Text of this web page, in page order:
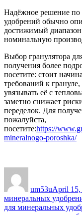
Надёжное решение по
удобрений обычно
достижимый диапазон
номинальную
Выбор гранулятора
получения более
посетите: стоит
требований к
увязывать её с
заметно снижает
переделок. Для
пожалуйста,
посетите:https://
mineralnogo-poroshka/
um53uApril 15,
минеральных
для минеральных